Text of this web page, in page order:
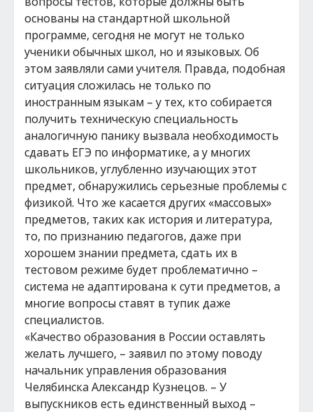
основаны на стандартной школьной
программе, сегодня не могут не только
ученики обычных школ, но и языковых. Об
этом заявляли сами учителя. Правда, подобная
ситуация сложилась не только по
иностранным языкам – у тех, кто собирается
получить техническую специальность
аналогичную панику вызвала необходимость
сдавать ЕГЭ по информатике, а у многих
школьников, углубленно изучающих этот
предмет, обнаружились серьезные проблемы с
физикой. Что же касается других «массовых»
предметов, таких как история и литература,
то, по признанию педагогов, даже при
хорошем знании предмета, сдать их в
тестовом режиме будет проблематично –
система не адаптирована к сути предметов, а
многие вопросы ставят в тупик даже
специалистов.
«Качество образования в России оставлять
желать лучшего, – заявил по этому поводу
начальник управления образования
Челябинска Александр Кузнецов. – У
выпускников есть единственный выход –